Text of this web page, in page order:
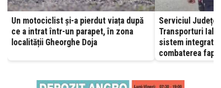
Un motociclist și-a pierdut viața după
ce a intrat într-un parapet, în zona
localității Gheorghe Doja
Serviciul
Transporturi Ialomița –
sistem integrat,
combaterea